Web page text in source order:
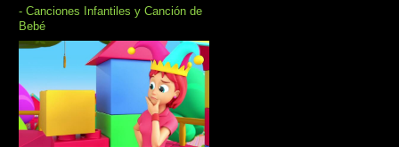
- Canciones Infantiles y Canción de
Bebé